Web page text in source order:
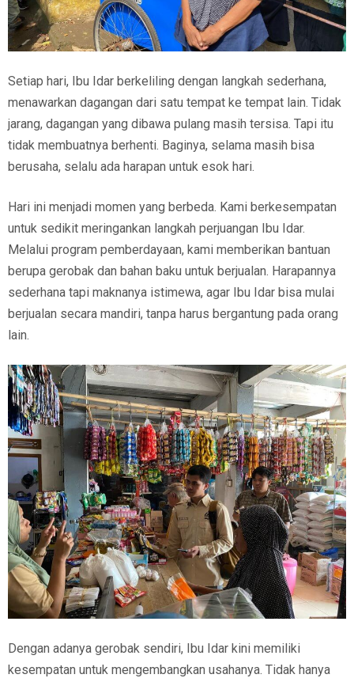
Setiap hari, Ibu Idar berkeliling dengan langkah sederhana,
menawarkan dagangan dari satu tempat ke tempat lain. Tidak
jarang, dagangan yang dibawa pulang masih tersisa. Tapi itu
tidak membuatnya berhenti. Baginya, selama masih bisa
berusaha, selalu ada harapan untuk esok hari.
Hari ini menjadi momen yang berbeda. Kami berkesempatan
untuk sedikit meringankan langkah perjuangan Ibu Idar.
Melalui program pemberdayaan, kami memberikan bantuan
berupa gerobak dan bahan baku untuk berjualan. Harapannya
sederhana tapi maknanya istimewa, agar Ibu Idar bisa mulai
berjualan secara mandiri, tanpa harus bergantung pada orang
lain.
Dengan adanya gerobak sendiri, Ibu Idar kini memiliki
kesempatan untuk mengembangkan usahanya. Tidak hanya